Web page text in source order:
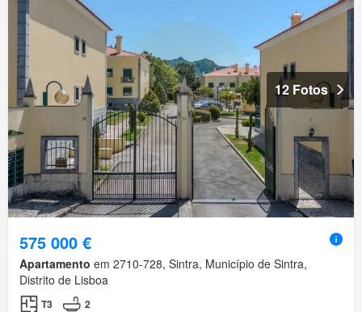
12 Fotos
575 000 €
Apartamento em 2710-728, Sintra, Município de Sintra,
Distrito de Lisboa
T3 2